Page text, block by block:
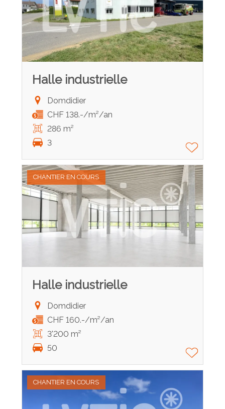
Halle industrielle
Domdidier
CHF 138.-/m²/an
286 m²
3
CHANTIER EN COURS
Halle industrielle
Domdidier
CHF 160.-/m²/an
3'200 m²
50
CHANTIER EN COURS